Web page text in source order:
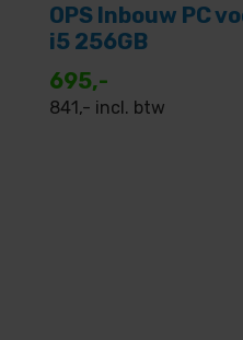
OPS Inbouw PC
i5 256GB
695,-
841,- incl. btw